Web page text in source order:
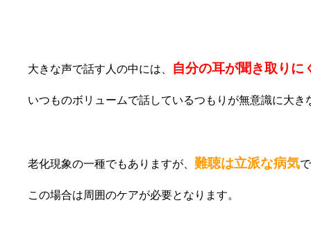
大きな声で話す人の中には、 自分の耳が聞き取りに
いつものボリュームで話しているつもりが無意識に大き
老化現象の一種でもありますが、 難聴は立派な病気
この場合は周囲のケアが必要となります。